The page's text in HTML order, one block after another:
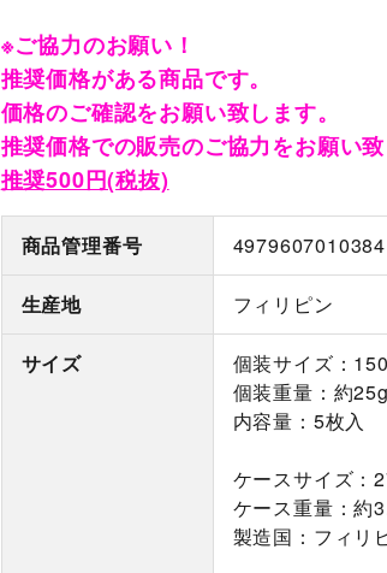
※ご協力のお願い！
推奨価格がある商品です。
価格のご確認をお願い致します。
推奨価格での販売のご協力をお願い致
推奨500円(税抜)
商品管理番号 4979607010384
生産地 フィリピン
サイズ
個装サイズ：
個装重量：約25g
内容量：5枚入
ケースサイズ：
ケース重量：約
製造国：フィリ